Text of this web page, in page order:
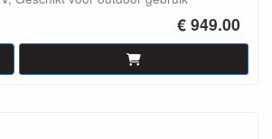
€ 949.00